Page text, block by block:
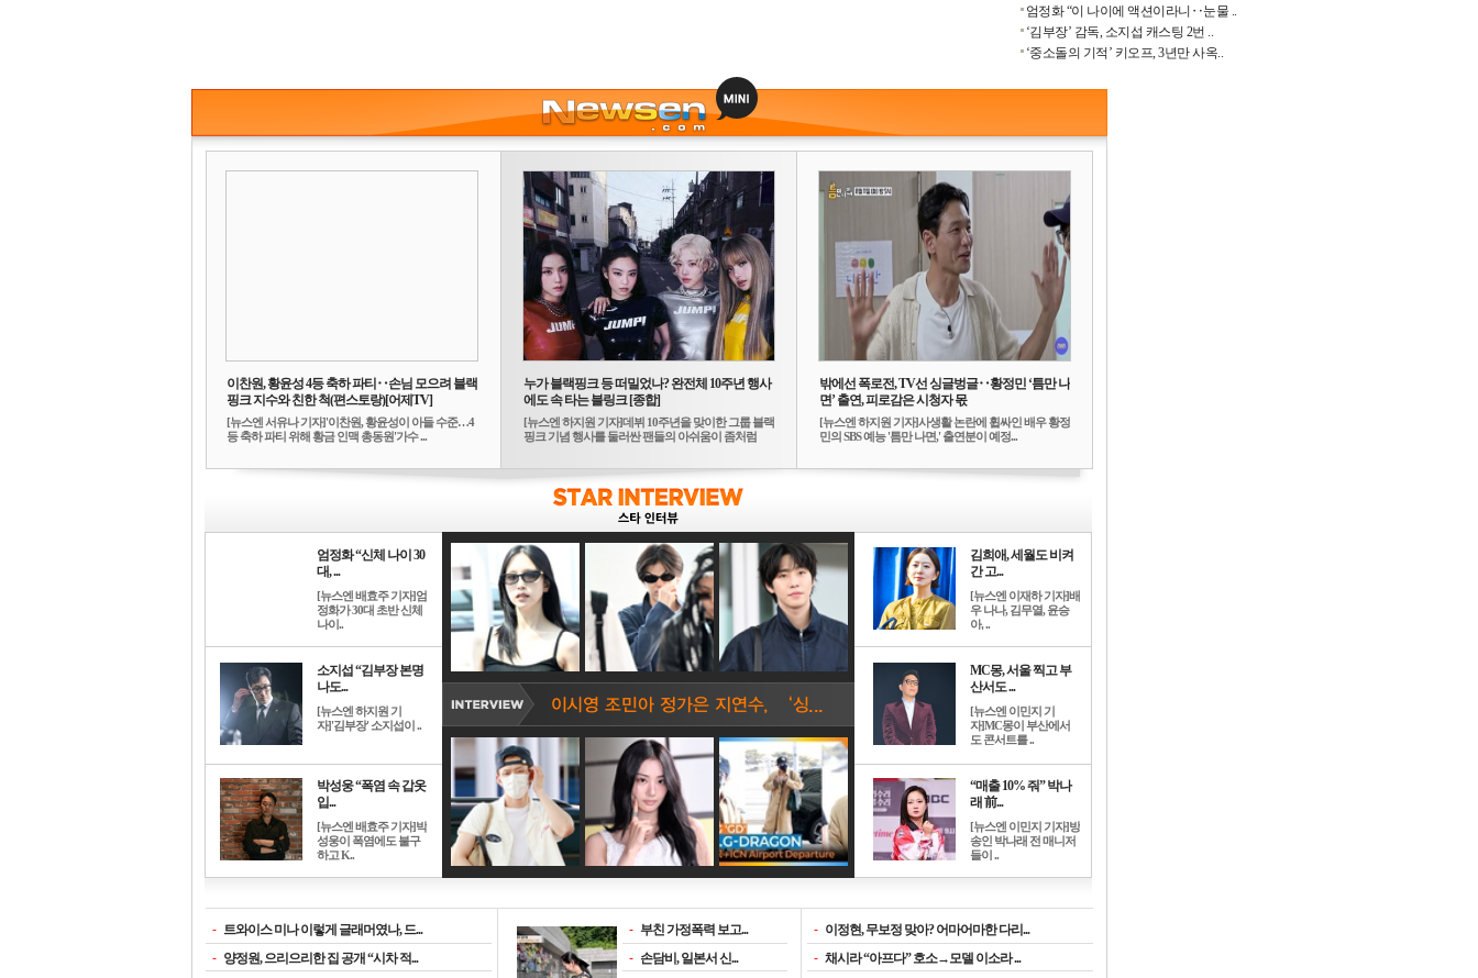
엄정화 “이 나이에 액션이라니‥눈물 ..
‘김부장’ 감독, 소지섭 캐스팅 2번 ..
‘중소돌의 기적’ 키오프, 3년만 사옥..
이찬원, 황윤성 4등 축하 파티‥손님 모으려 블랙
핑크 지수와 친한 척(편스토랑)[어제TV]
[뉴스엔 서유나 기자]'이찬원, 황윤성이 아들 수준…4
등 축하 파티 위해 황금 인맥 총동원'가수 ...
누가 블랙핑크 등 떠밀었나? 완전체 10주년 행사
에도 속 타는 블링크 [종합]
[뉴스엔 하지원 기자]데뷔 10주년을 맞이한 그룹 블랙
핑크 기념 행사를 둘러싼 팬들의 아쉬움이 좀처럼
밖에선 폭로전, TV선 싱글벙글‥황정민 ‘틈만 나
면’ 출연, 피로감은 시청자 몫
[뉴스엔 하지원 기자]사생활 논란에 휩싸인 배우 황정
민의 SBS 예능 '틈만 나면,' 출연분이 예정...
엄정화 “신체 나이 30
대, ...
[뉴스엔 배효주 기자]엄
정화가 30대 초반 신체
나이..
소지섭 “김부장 본명
나도...
[뉴스엔 하지원 기
자]'김부장' 소지섭이 ..
박성웅 “폭염 속 갑옷
입...
[뉴스엔 배효주 기자]박
성웅이 폭염에도 불구
하고 K..
김희애, 세월도 비켜
간 고...
[뉴스엔 이재하 기자]배
우 나나, 김무열, 윤승
아, ..
MC몽, 서울 찍고 부
산서도 ...
[뉴스엔 이민지 기
자]MC몽이 부산에서
도 콘서트를 ..
“매출 10% 줘” 박나
래 前...
[뉴스엔 이민지 기자]방
송인 박나래 전 매니저
들이 ..
- 트와이스 미나 이렇게 글래머였나, 드...
- 양정원, 으리으리한 집 공개 “시차 적...
- 부친 가정폭력 보고...
- 손담비, 일본서 신...
- 이정현, 무보정 맞아? 어마어마한 다리...
- 채시라 “아프다” 호소→모델 이소라 ...